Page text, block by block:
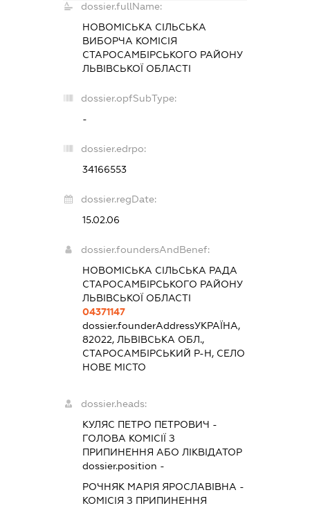
dossier.fullName:
НОВОМІСЬКА СІЛЬСЬКА
ВИБОРЧА КОМІСІЯ
СТАРОСАМБІРСЬКОГО РАЙОНУ
ЛЬВІВСЬКОЇ ОБЛАСТІ
dossier.opfSubType:
-
dossier.edrpo:
34166553
dossier.regDate:
15.02.06
dossier.foundersAndBenef:
НОВОМІСЬКА СІЛЬСЬКА РАДА
СТАРОСАМБІРСЬКОГО РАЙОНУ
ЛЬВІВСЬКОЇ ОБЛАСТІ
04371147
dossier.founderAddressУКРАЇНА,
82022, ЛЬВІВСЬКА ОБЛ.,
СТАРОСАМБІРСЬКИЙ Р-Н, СЕЛО
НОВЕ МІСТО
dossier.heads:
КУЛЯС ПЕТРО ПЕТРОВИЧ -
ГОЛОВА КОМІСІЇ З
ПРИПИНЕННЯ АБО ЛІКВІДАТОР
dossier.position -
РОЧНЯК МАРІЯ ЯРОСЛАВІВНА -
КОМІСІЯ З ПРИПИНЕННЯ